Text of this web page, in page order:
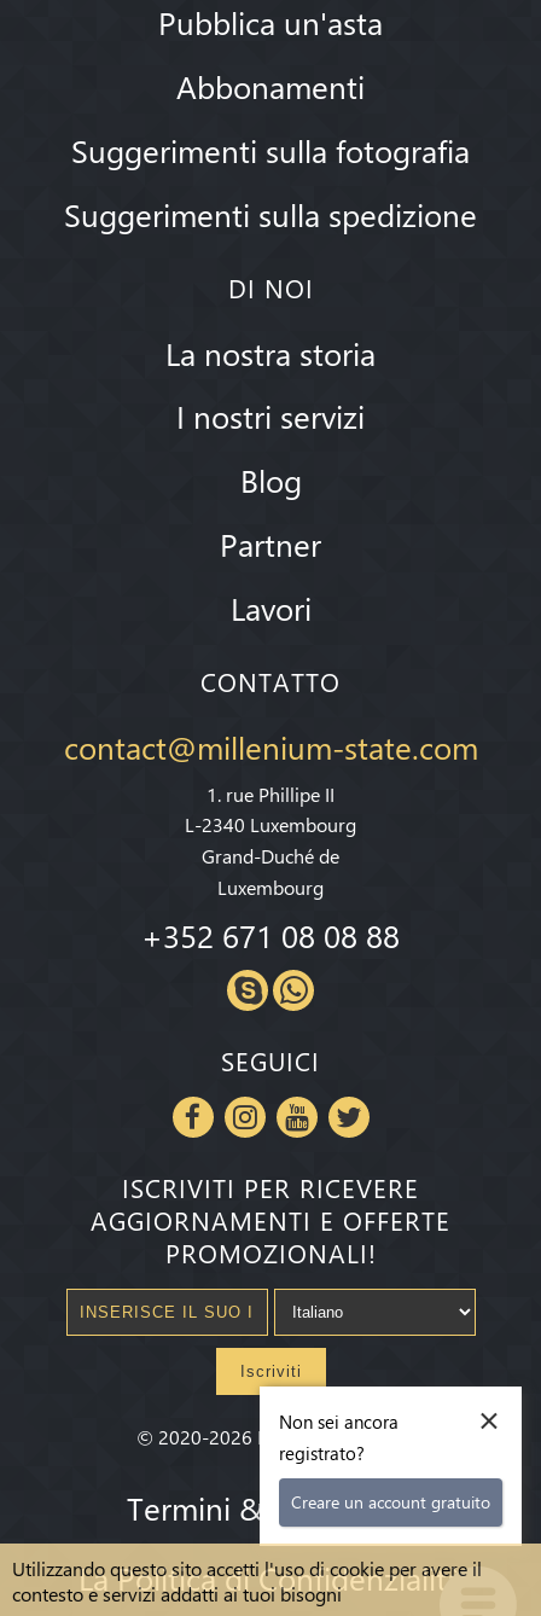
Utilizzando questo sito accetti l'uso di cookie per avere il
contesto e servizi addatti ai tuoi bisogni
Pubblica un'asta
Abbonamenti
Suggerimenti sulla fotografia
Suggerimenti sulla spedizione
DI NOI
La nostra storia
I nostri servizi
Blog
Partner
Lavori
CONTATTO
contact@millenium-state.com
1. rue Phillipe II
L-2340 Luxembourg
Grand-Duché de
Luxembourg
+352 671 08 08 88
SEGUICI
ISCRIVITI PER RICEVERE
AGGIORNAMENTI E OFFERTE
PROMOZIONALI!
Iscriviti
© 2020-2026 Millenium State®
Termini & condizioni
La Politica di Confidenzialità
×
Non sei ancora
registrato?
Creare un account gratuito